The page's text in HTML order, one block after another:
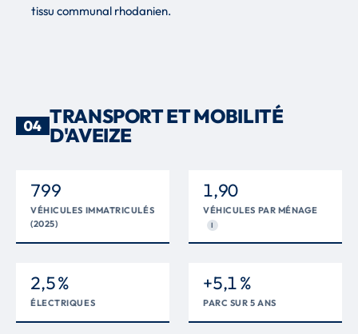
tissu communal rhodanien.
04 TRANSPORT ET MOBILITÉ
D'AVEIZE
799
VÉHICULES IMMATRICULÉS
(2025)
1,90
VÉHICULES PAR MÉNAGE
I
2,5 %
ÉLECTRIQUES
+5,1 %
PARC SUR 5 ANS